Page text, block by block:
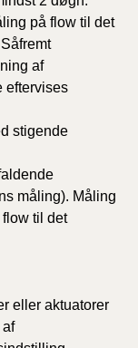
på flow til det
af
eftervises
stigende
måling). Måling
til det
eller aktuatorer